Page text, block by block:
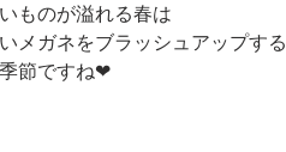
ものが溢れる春は
メガネをブラッシュアップする
節ですね❤